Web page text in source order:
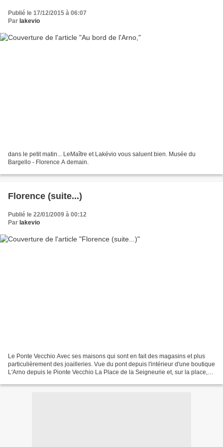
Publié le 17/12/2015 à 06:07
Par lakevio
dans le petit matin... LeMaître et Lakévio vous saluent bien. Musée du
Bargello - Florence A demain.
Florence (suite...)
Publié le 22/01/2009 à 00:12
Par lakevio
Le Ponte Vecchio Avec ses maisons qui sont en fait des magasins et plus
particulièrement des joailleries. Vue du pont depuis l'intérieur d'une boutique
L'Arno depuis le Pionte Vecchio La Place de la Seigneurie et, sur la place,